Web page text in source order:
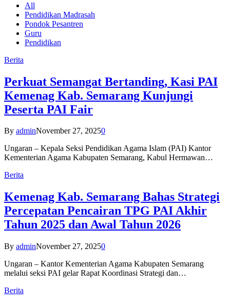
All
Pendidikan Madrasah
Pondok Pesantren
Guru
Pendidikan
Berita
Perkuat Semangat Bertanding, Kasi PAI
Kemenag Kab. Semarang Kunjungi
Peserta PAI Fair
By adminNovember 27, 20250
Ungaran – Kepala Seksi Pendidikan Agama Islam (PAI) Kantor
Kementerian Agama Kabupaten Semarang, Kabul Hermawan…
Berita
Kemenag Kab. Semarang Bahas Strategi
Percepatan Pencairan TPG PAI Akhir
Tahun 2025 dan Awal Tahun 2026
By adminNovember 27, 20250
Ungaran – Kantor Kementerian Agama Kabupaten Semarang
melalui seksi PAI gelar Rapat Koordinasi Strategi dan…
Berita